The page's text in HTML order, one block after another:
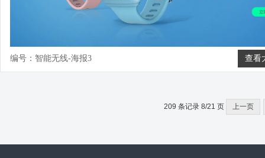
编号：智能无线-海报3 查看
209 条记录 8/21 页 上一页